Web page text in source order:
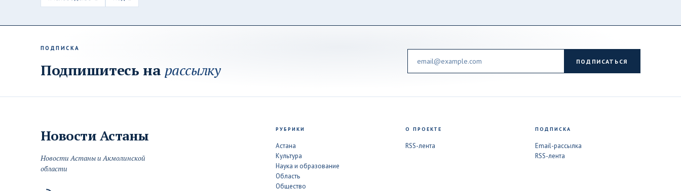
ПОДПИСКА
Подпишитесь на рассылку ПОДПИСАТЬСЯ
Новости Астаны
Новости Астаны и Акмолинской
области
РУБРИКИ
Астана
Культура
Наука и образование
Область
Общество
О ПРОЕКТЕ
RSS-лента
ПОДПИСКА
Email-рассылка
RSS-лента